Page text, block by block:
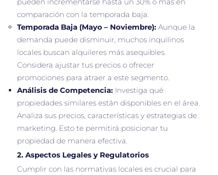
pueden incrementarse hasta un 30% o más en
comparación con la temporada baja.
Temporada Baja (Mayo – Noviembre): Aunque la
demanda puede disminuir, muchos inquilinos
locales buscan alquileres más asequibles.
Considera ajustar tus precios o ofrecer
promociones para atraer a este segmento.
Análisis de Competencia: Investiga qué
propiedades similares están disponibles en el área.
Analiza sus precios, características y estrategias de
marketing. Esto te permitirá posicionar tu
propiedad de manera efectiva.
2. Aspectos Legales y Regulatorios
Cumplir con las normativas locales es crucial para